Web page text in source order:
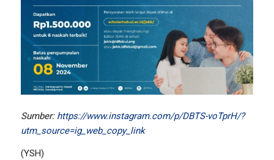
Sumber: https://www.instagram.com/p/DBTS-voTprH/?
utm_source=ig_web_copy_link
(YSH)